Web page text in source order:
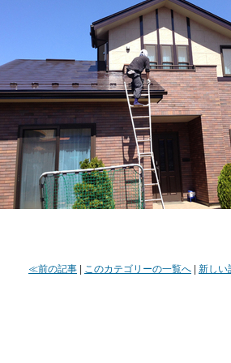
≪前の記事 このカテゴリーの一覧へ 新し